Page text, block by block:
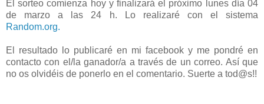
El sorteo comienza hoy y finalizará el próximo lunes día 04
de marzo a las 24 h. Lo realizaré con el sistema
Random.org.
El resultado lo publicaré en mi facebook y me pondré en
contacto con el/la ganador/a a través de un correo. Así que
no os olvidéis de ponerlo en el comentario. Suerte a tod@s!!